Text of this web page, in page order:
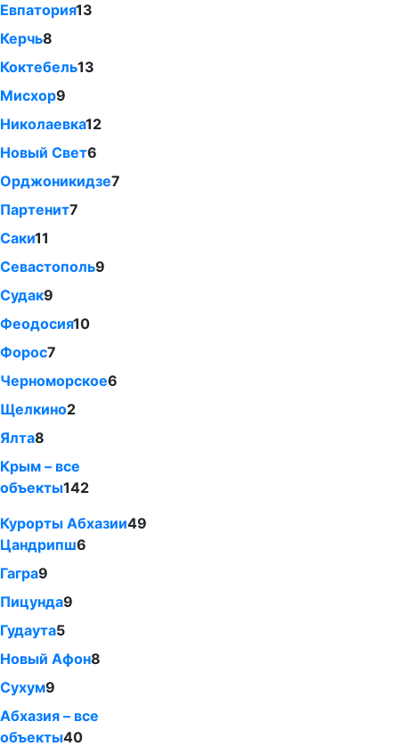
Евпатория13
Керчь8
Коктебель13
Мисхор9
Николаевка12
Новый Свет6
Орджоникидзе7
Партенит7
Саки11
Севастополь9
Судак9
Феодосия10
Форос7
Черноморское6
Щелкино2
Ялта8
Крым – все
объекты142
Курорты Абхазии49
Цандрипш6
Гагра9
Пицунда9
Гудаута5
Новый Афон8
Сухум9
Абхазия – все
объекты40